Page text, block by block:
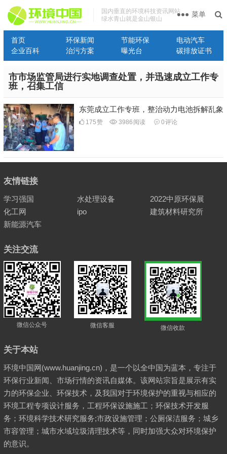
国内垂直的环境科技资讯网站
绿水青山就是金山银山
首页 环保新闻 节能环保
电动汽车
企业百科
治污方案 曝光台 碳排放证书
菜单
市市场监管局进行实地调查处置，并迅速成立工作专
班，召集工信
东莞成立工作专班，整治动力电池拆解乱象
175赞 3986 阅读 0评论
友情链接
学习强国 水处理设备
2022中原环保展
化工网
ipo
建筑材料研究所
新能源汽车
关注交流
微信公众号 微信客服 微信收款
关于本站
环境中国网(www.huanjing.cn)，是一个以全中国为蓝本，专注于
环保行业新闻、市场行情的资讯自媒体。该网站宗旨是展示有实
力的环保企业、环保技术，及我国对于环境保护的重视与相应的
环境工程专项设计服务，工程环保设施施工；环保技术开发服
务；环境科学技术研究服务;市政设施管理；公厕保洁服务；城乡
市容管理；城市水域垃圾清理技术等，同时加强大众对环境保护
的意识。